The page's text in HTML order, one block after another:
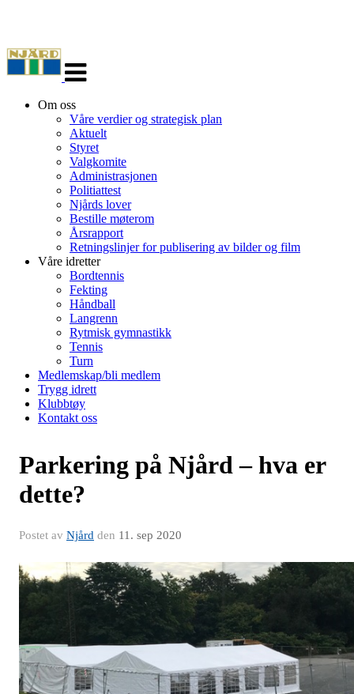
navigasjon
Om oss
Våre verdier og strategisk plan
Aktuelt
Styret
Valgkomite
Administrasjonen
Politiattest
Njårds lover
Bestille møterom
Årsrapport
Retningslinjer for publisering av bilder og film
Våre idretter
Bordtennis
Fekting
Håndball
Langrenn
Rytmisk gymnastikk
Tennis
Turn
Medlemskap/bli medlem
Trygg idrett
Klubbtøy
Kontakt oss
Parkering på Njård – hva er
dette?
Postet av Njård den 11. sep 2020